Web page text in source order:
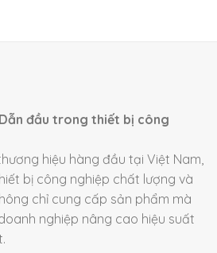
đầu trong thiết bị công
hiệu hàng đầu tại Việt Nam,
bị công nghiệp chất lượng và
chỉ cung cấp sản phẩm mà
nghiệp nâng cao hiệu suất